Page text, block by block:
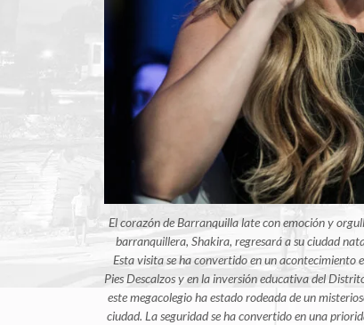
El corazón de Barranquilla late con emoción y
barranquillera, Shakira, regresará a su ciudad
Esta visita se ha convertido en un
Pies Descalzos y en la inversión educativa del
este megacolegio ha estado rodeada de un
ciudad. La seguridad se ha convertido en una